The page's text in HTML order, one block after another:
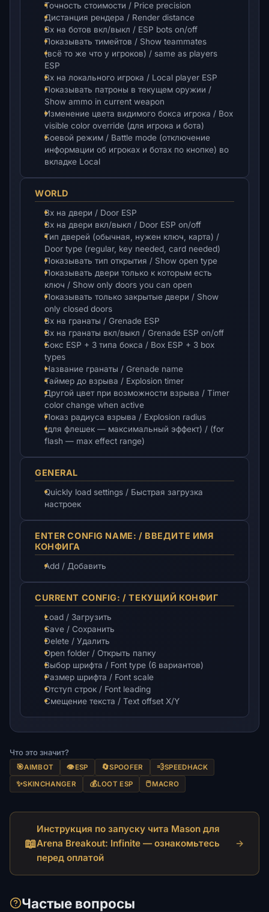
Точность стоимости / Price precision
Дистанция рендера / Render distance
Вх на ботов вкл/выкл / ESP bots on/off
Показывать тимейтов / Show teammates
(всё то же что у игроков) / same as players
ESP
Вх на локального игрока / Local player ESP
Показывать патроны в текущем оружии /
Show ammo in current weapon
Изменение цвета видимого бокса игрока / Box
visible color override (для игрока и бота)
Боевой режим / Battle mode (отключение
информации об игроках и ботах по кнопке) во
вкладке Local
WORLD
Вх на двери / Door ESP
Вх на двери вкл/выкл / Door ESP on/off
Тип дверей (обычная, нужен ключ, карта) /
Door type (regular, key needed, card needed)
Показывать тип открытия / Show open type
Показывать двери только к которым есть
ключ / Show only doors you can open
Показывать только закрытые двери / Show
only closed doors
Вх на гранаты / Grenade ESP
Вх на гранаты вкл/выкл / Grenade ESP on/off
Бокс ESP + 3 типа бокса / Box ESP + 3 box
types
Название гранаты / Grenade name
Таймер до взрыва / Explosion timer
Другой цвет при возможности взрыва / Timer
color change when active
Показ радиуса взрыва / Explosion radius
(для флешек — максимальный эффект) / (for
flash — max effect range)
GENERAL
Quickly load settings / Быстрая загрузка
настроек
ENTER CONFIG NAME: / ВВЕДИТЕ ИМЯ
КОНФИГА
Add / Добавить
CURRENT CONFIG: / ТЕКУЩИЙ КОНФИГ
Load / Загрузить
Save / Сохранить
Delete / Удалить
Open folder / Открыть папку
Выбор шрифта / Font type (6 вариантов)
Размер шрифта / Font scale
Отступ строк / Font leading
Смещение текста / Text offset X/Y
Что это значит?
🎯AIMBOT 👁️ESP 🔄SPOOFER 💨SPEEDHACK
✨SKINCHANGER 💰LOOT ESP 🖱️MACRO
📖
Инструкция по запуску чита Mason для
Arena Breakout: Infinite — ознакомьтесь
перед оплатой
→
Частые вопросы